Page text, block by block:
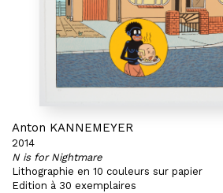
Anton KANNEMEYER
2014
N is for Nightmare
Lithographie en 10 couleurs sur papier
Edition à 30 exemplaires